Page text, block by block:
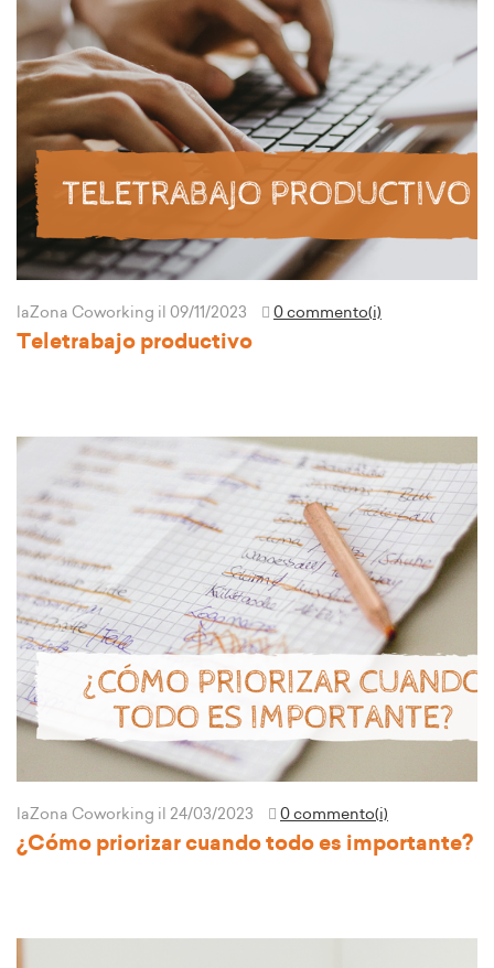
laZona Coworking il 09/11/2023 0 commento(i)
Teletrabajo productivo
laZona Coworking il 24/03/2023 0 commento(i)
¿Cómo priorizar cuando todo es importante?